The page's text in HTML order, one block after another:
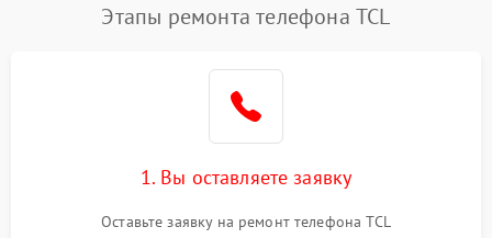
Не работает Face ID 4000 ₽ Подробнее →
Этапы ремонта телефона TCL
1. Вы оставляете заявку
Оставьте заявку на ремонт телефона TCL